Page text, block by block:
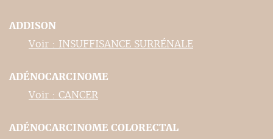
ADDISON
Voir : INSUFFISANCE SURRÉNALE
ADÉNOCARCINOME
Voir : CANCER
ADÉNOCARCINOME COLORECTAL